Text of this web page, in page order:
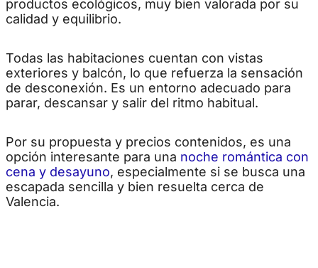
productos ecológicos, muy bien valorada por su
calidad y equilibrio.
Todas las habitaciones cuentan con vistas
exteriores y balcón, lo que refuerza la sensación
de desconexión. Es un entorno adecuado para
parar, descansar y salir del ritmo habitual.
Por su propuesta y precios contenidos, es una
opción interesante para una noche romántica con
cena y desayuno, especialmente si se busca una
escapada sencilla y bien resuelta cerca de
Valencia.